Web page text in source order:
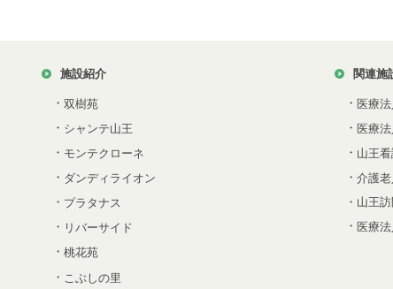
施設紹介
・ 双樹苑
・ シャンテ山王
・ モンテクローネ
・ ダンディライオン
・ プラタナス
・ リバーサイド
・ 桃花苑
・ こぶしの里
関連施
・ 医療
・ 医療
・ 山王
・ 介護
・山王
・ 医療